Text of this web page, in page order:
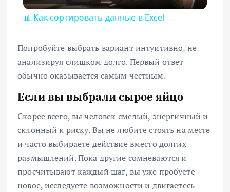
📊 Как сортировать данные в Excel
Попробуйте выбрать вариант интуитивно, не
анализируя слишком долго. Первый ответ
обычно оказывается самым честным.
Если вы выбрали сырое яйцо
Скорее всего, вы человек смелый, энергичный и
склонный к риску. Вы не любите стоять на месте
и часто выбираете действие вместо долгих
размышлений. Пока другие сомневаются и
просчитывают каждый шаг, вы уже пробуете
новое, исследуете возможности и двигаетесь